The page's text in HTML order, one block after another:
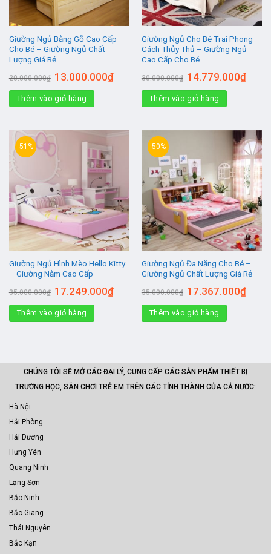
Giường Ngủ Bằng Gỗ Cao Cấp
Cho Bé – Giường Ngủ Chất
Lượng Giá Rẻ
20.000.000₫ Giá
gốc
là:
20.000.000₫.
13.000.000₫Giá
13.000.000₫.
Thêm vào giỏ hàng
Giường Ngủ Cho Bé Trai Phong
Cách Thủy Thủ – Giường Ngủ
Cao Cấp Cho Bé
30.000.000₫ Giá
gốc
là:
30.000.000₫.
14.779.000₫Giá
Thêm vào giỏ hàng
-51%
Giường Ngủ Hình Mèo Hello Kitty
– Giường Nằm Cao Cấp
35.000.000₫ Giá
gốc
là:
35.000.000₫.
17.249.000₫Giá
17.249.000₫.
Thêm vào giỏ hàng
-50%
Giường Ngủ Đa Năng Cho Bé –
Giường Ngủ Chất Lượng Giá Rẻ
35.000.000₫ Giá
gốc
là:
35.000.000₫.
17.367.000₫Giá
Thêm vào giỏ hàng
CHÚNG TÔI SẼ MỞ CÁC ĐẠI LÝ, CUNG CẤP CÁC SẢN PHẨM THIẾT BỊ
TRƯỜNG HỌC, SÂN CHƠI TRẺ EM TRÊN CÁC TỈNH THÀNH CỦA CẢ NƯỚC:
Hà Nội
Hải Phòng
Hải Dương
Hưng Yên
Quang Ninh
Lạng Sơn
Bắc Ninh
Bắc Giang
Thái Nguyên
Bắc Kạn